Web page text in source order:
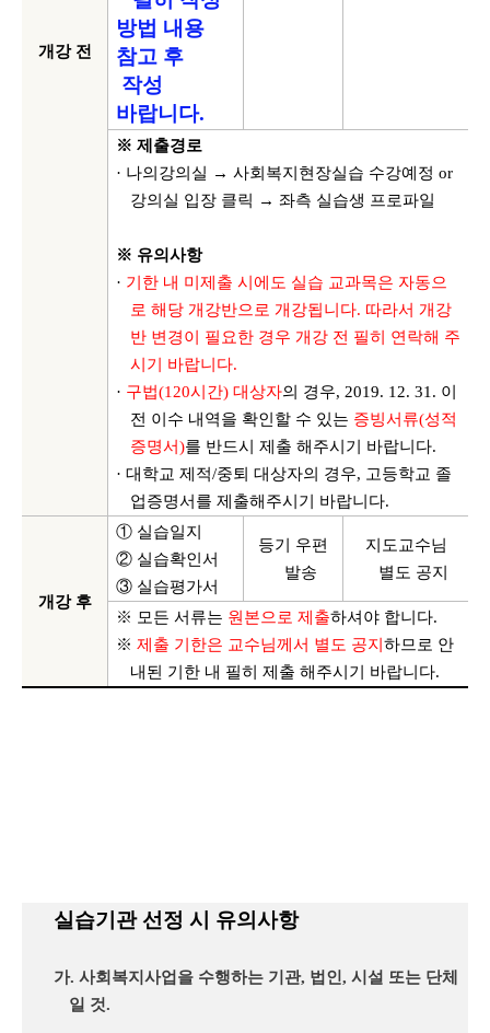
개강 전
방법 내용
참고 후
작성
바랍니다.
※ 제출경로
· 나의강의실 → 사회복지현장실습 수강예정 or
강의실 입장 클릭 → 좌측 실습생 프로파일
※ 유의사항
· 기한 내 미제출 시에도 실습 교과목은 자동으
로 해당 개강반으로 개강됩니다. 따라서 개강
반 변경이 필요한 경우 개강 전 필히 연락해 주
시기 바랍니다.
· 구법(120시간) 대상자의 경우, 2019. 12. 31. 이
전 이수 내역을 확인할 수 있는 증빙서류(성적
증명서)를 반드시 제출 해주시기 바랍니다.
· 대학교 제적/중퇴 대상자의 경우, 고등학교 졸
업증명서를 제출해주시기 바랍니다.
개강 후
① 실습일지
② 실습확인서
③ 실습평가서
등기 우편
발송
지도교수님
별도 공지
※ 모든 서류는 원본으로 제출하셔야 합니다.
※ 제출 기한은 교수님께서 별도 공지 하므로 안
내된 기한 내 필히 제출 해주시기 바랍니다.
실습기관 선정 시 유의사항
가.사회복지사업을 수행하는 기관, 법인,시설 또는 단체
일 것.